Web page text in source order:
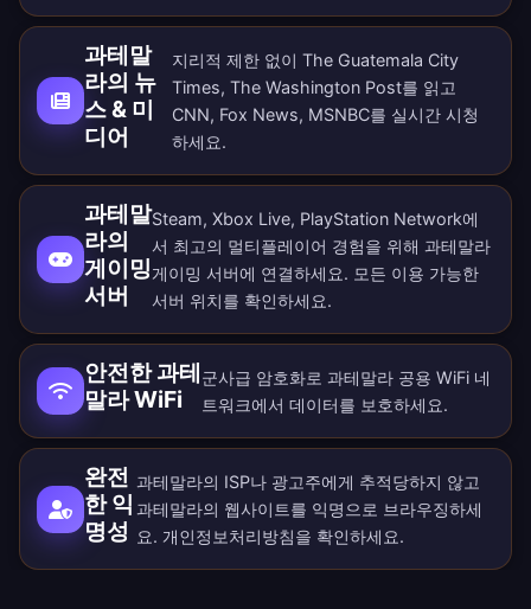
과테말
라의 뉴
스 & 미
디어
지리적 제한 없이 The Guatemala City
Times, The Washington Post를 읽고
CNN, Fox News, MSNBC를 실시간 시청
하세요.
과테말
라의
게이밍
서버
Steam, Xbox Live, PlayStation Network에
서 최고의 멀티플레이어 경험을 위해 과테말라
게이밍 서버에 연결하세요. 모든 이용 가능한
서버 위치를 확인하세요.
안전한 과테
말라 WiFi
군사급 암호화로 과테말라 공용 WiFi 네
트워크에서 데이터를 보호하세요.
완전
한 익
명성
과테말라의 ISP나 광고주에게 추적당하지 않고
과테말라의 웹사이트를 익명으로 브라우징하세
요. 개인정보처리방침을 확인하세요.